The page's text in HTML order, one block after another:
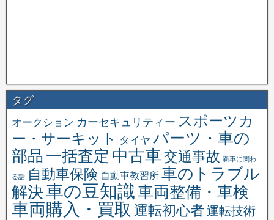
タグ
オークション カーセキュリティー スポーツカ
ー・サーキット
タイヤ パーツ・車の
部品 一括査定 中古車 交通事故 新車に関わ
る話 自動車保険 自動車教習所 車のトラブル
解決車の豆知識車両整備・車検
車両購入・買取 運転初心者 運転技術